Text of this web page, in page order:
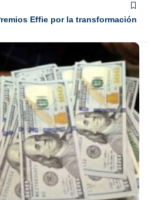
Effie por la transformación